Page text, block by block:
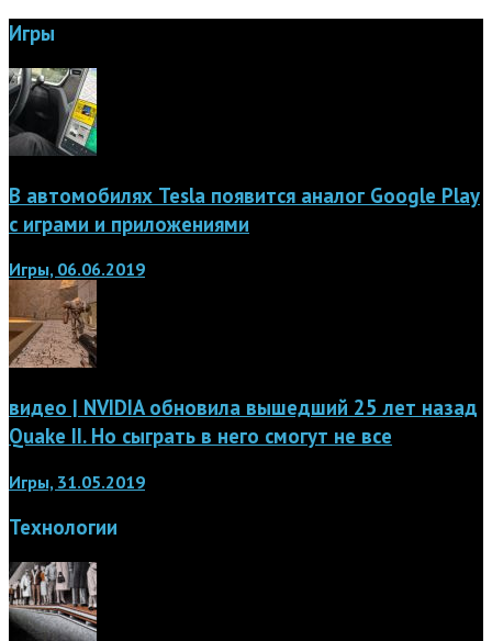
Игры
В автомобилях Tesla появится аналог Google Play
с играми и приложениями
Игры, 06.06.2019
видео | NVIDIA обновила вышедший 25 лет назад
Quake II. Но сыграть в него смогут не все
Игры, 31.05.2019
Технологии